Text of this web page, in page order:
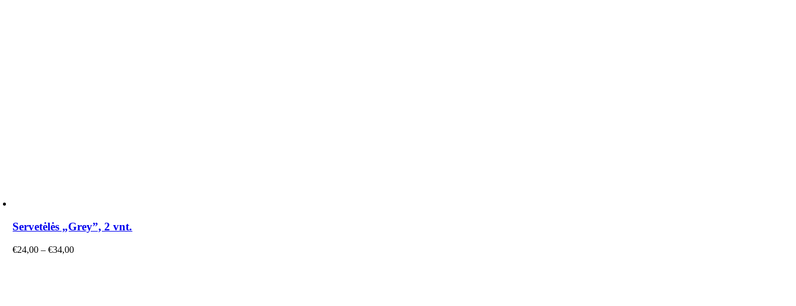
Servetėlės „Grey”, 2 vnt.
€24,00 – €34,00Price